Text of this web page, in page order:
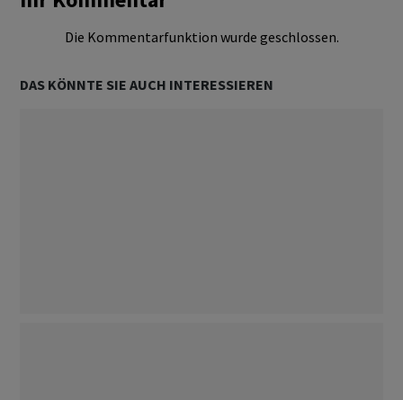
Die Kommentarfunktion wurde geschlossen.
DAS KÖNNTE SIE AUCH INTERESSIEREN